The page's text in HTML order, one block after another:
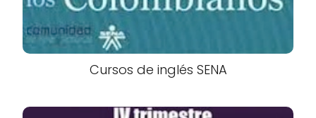
Cursos de inglés SENA